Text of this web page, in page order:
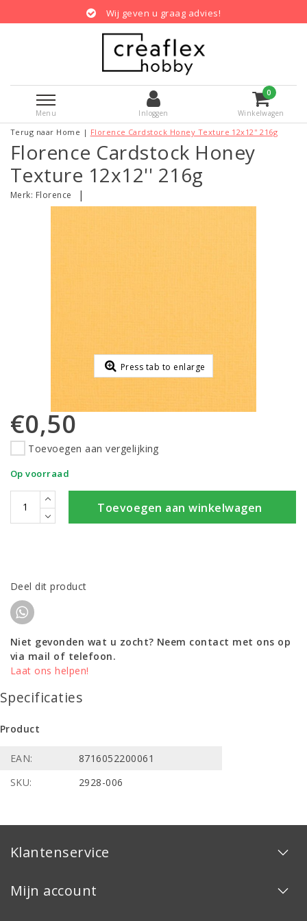
Wij geven u graag advies!
Menu Inloggen
0
Winkelwagen
Terug naar Home | Florence Cardstock Honey Texture 12x12'' 216g
Florence Cardstock Honey
Texture 12x12'' 216g
Merk: Florence |
Press tab to enlarge
€0,50
Toevoegen aan vergelijking
Op voorraad
Toevoegen aan winkelwagen
Deel dit product
Niet gevonden wat u zocht? Neem contact met ons op
via mail of telefoon.
Laat ons helpen!
Specificaties
Product
EAN:
8716052200061
SKU:
2928-006
Klantenservice
Mijn account